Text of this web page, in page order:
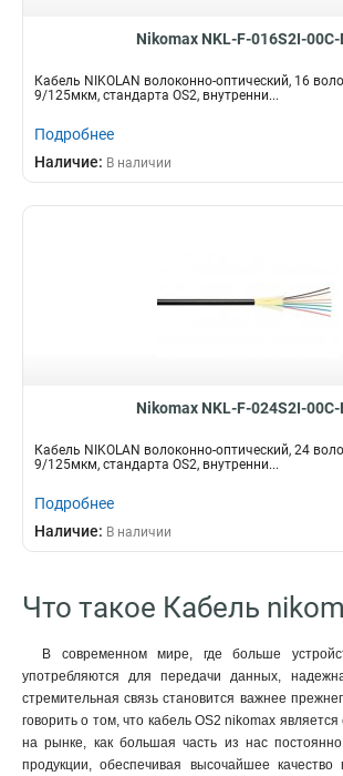
Nikomax NKL-F-016S2I-00C-
Кабель NIKOLAN волоконно-оптический, 16
9/125мкм, стандарта OS2, внутренни...
Подробнее
Наличие: В наличии
Nikomax NKL-F-024S2I-00C-
Кабель NIKOLAN волоконно-оптический, 24
9/125мкм, стандарта OS2, внутренни...
Подробнее
Наличие: В наличии
Что такое Кабель
В современном мире, где больше
употребляются для передачи данных,
стремительная связь становится важнее
говорить о том, что кабель OS2 nikomax
на рынке, как большая часть из нас постоянно
продукции, обеспечивая высочайшее